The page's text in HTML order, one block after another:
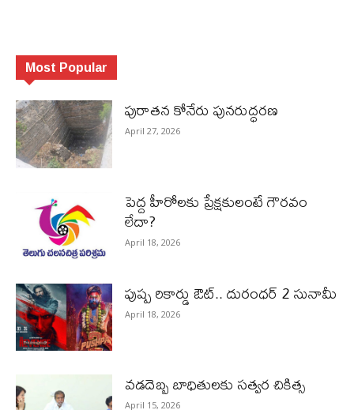
Most Popular
పురాత‌న కోనేరు పున‌రుద్ధ‌ర‌ణ
April 27, 2026
పెద్ద హీరోల‌కు ప్రేక్ష‌కులంటే గౌర‌వం
లేదా?
April 18, 2026
పుష్ప రికార్డు ఔట్‌.. దురంధ‌ర్ 2 సునామీ
April 18, 2026
వడదెబ్బ బాధితులకు సత్వర చికిత్స
April 15, 2026